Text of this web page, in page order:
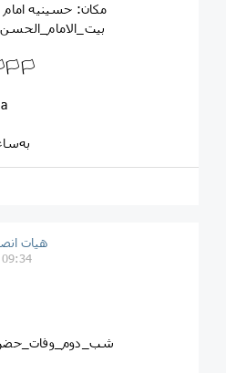
📍مکان: حسینیه
هیات